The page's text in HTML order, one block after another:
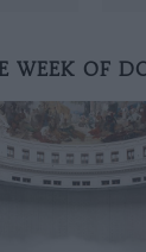
WEEK OF